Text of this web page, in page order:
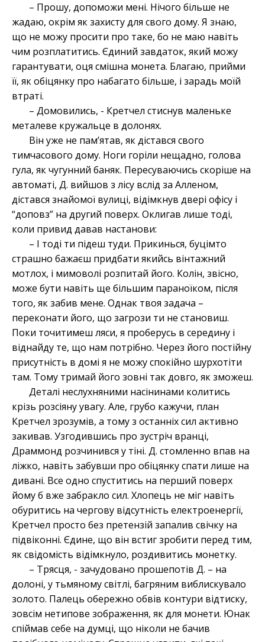
– Прошу, допоможи мені. Нічого більше не
жадаю, окрім як захисту для свого дому. Я знаю,
що не можу просити про таке, бо не маю навіть
чим розплатитись. Єдиний завдаток, який можу
гарантувати, оця смішна монета. Благаю, прийми
її, як обіцянку про набагато більше, і зарадь моїй
втраті.
– Домовились, - Кретчел стиснув маленьке
металеве кружальце в долонях.
Він уже не пам’ятав, як дістався свого
тимчасового дому. Ноги горіли нещадно, голова
гула, як чугунний баняк. Пересуваючись скоріше на
автоматі, Д. вийшов з лісу вслід за Алленом,
дістався знайомої вулиці, відімкнув двері офісу і
“доповз” на другий поверх. Оклигав лише тоді,
коли привид давав настанови:
– І тоді ти підеш туди. Прикинься, буцімто
страшно бажаєш придбати якийсь вінтажний
мотлох, і мимоволі розпитай його. Колін, звісно,
може бути навіть ще більшим параноїком, після
того, як забив мене. Однак твоя задача –
переконати його, що загрози ти не становиш.
Поки точитимеш ляси, я проберусь в середину і
віднайду те, що нам потрібно. Через його постійну
присутність в домі я не можу спокійно шурхотіти
там. Тому тримай його зовні так довго, як зможеш.
Деталі неслухняними насінинами колитись
крізь розсіяну увагу. Але, грубо кажучи, план
Кретчел зрозумів, а тому з останніх сил активно
закивав. Узгодившись про зустріч вранці,
Драммонд розчинився у тіні. Д. стомленно впав на
ліжко, навіть забувши про обіцянку спати лише на
дивані. Все одно спуститись на перший поверх
йому б вже забракло сил. Хлопець не міг навіть
обуритись на чергову відсутність електроенергії,
Кретчел просто без претензій запалив свічку на
підвіконні. Єдине, що він встиг зробити перед тим,
як свідомість відімкнуло, роздивитись монетку.
– Трясця, - зачудовано прошепотів Д. – на
долоні, у тьмяному світлі, багряним виблискувало
золото. Палець обережно обвів контури відтиску,
зовсім нетипове зображення, як для монети. Юнак
спіймав себе на думці, що ніколи не бачив